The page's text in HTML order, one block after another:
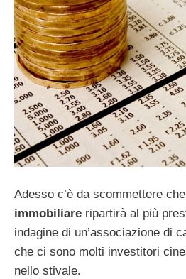
Adesso c’è da scommettere che
immobiliare ripartirà al più
indagine di un’associazione di
che ci sono molti investitori
nello stivale.